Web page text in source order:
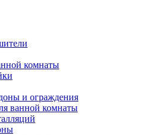
комнаты
и ограждения
ванной комнаты